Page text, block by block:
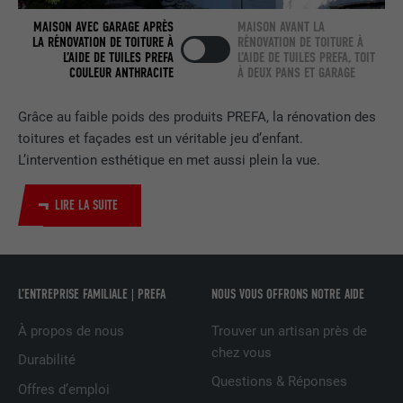
Grâce au faible poids des produits PREFA, la rénovation des
toitures et façades est un véritable jeu d’enfant.
L’intervention esthétique en met aussi plein la vue.
LIRE LA SUITE
MAISON AVEC GARAGE APRÈS
LA RÉNOVATION DE TOITURE À
L’AIDE DE TUILES PREFA
COULEUR ANTHRACITE
MAISON AVANT LA
RÉNOVATION DE TOITURE À
L’AIDE DE TUILES PREFA, TOIT
À DEUX PANS ET GARAGE
L’ENTREPRISE FAMILIALE | PREFA
À propos de nous
Durabilité
Offres d’emploi
NOUS VOUS OFFRONS NOTRE AIDE
Trouver un artisan près de
chez vous
Questions & Réponses
EXPIRATION 2 ans
Utilisé par le service de réseau social
services intégrés.
NOM bscookie
FOURNISSEUR
Utilisé par le service de réseau social
services intégrés
NOM UserMatchHistory